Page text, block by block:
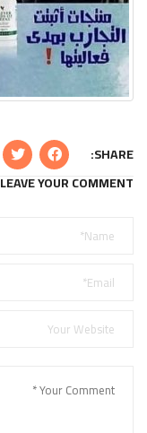
SHARE:
LEAVE YOUR COMMENT